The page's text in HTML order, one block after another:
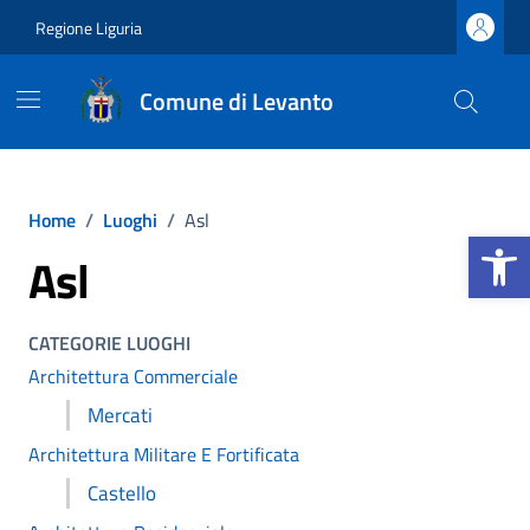
Apri la
Regione Liguria
Comune di Levanto
Home / Luoghi / Asl
Asl
CATEGORIE LUOGHI
Architettura Commerciale
Mercati
Architettura Militare E Fortificata
Castello